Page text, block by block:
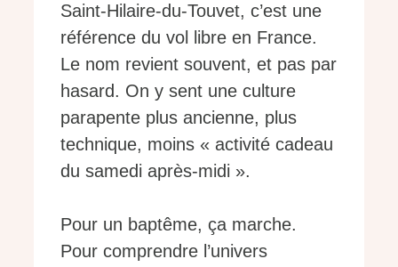
Saint-Hilaire-du-Touvet, c’est une
référence du vol libre en France.
Le nom revient souvent, et pas par
hasard. On y sent une culture
parapente plus ancienne, plus
technique, moins « activité cadeau
du samedi après-midi ».
Pour un baptême, ça marche.
Pour comprendre l’univers